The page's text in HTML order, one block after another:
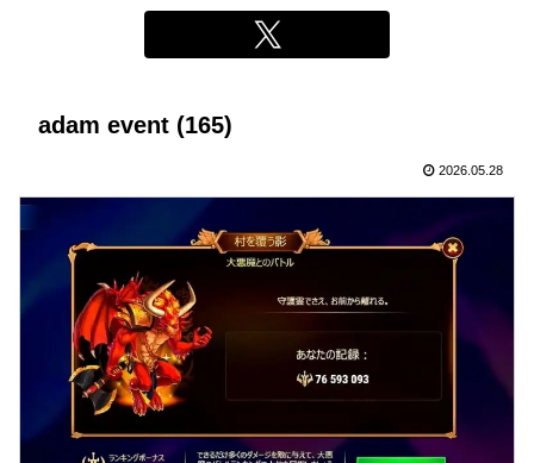
adam event (165)
2026.05.28